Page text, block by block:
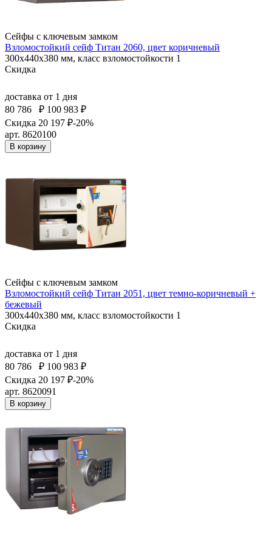
Сейфы с ключевым замком
Взломостойкий сейф Титан 2060, цвет коричневый
300x440x380 мм, класс взломостойкости 1
Скидка
доставка от 1 дня
80 786
₽ 100 983 ₽
Скидка 20 197 ₽-20%
арт. 8620100
В корзину
Сейфы с ключевым замком
Взломостойкий сейф Титан 2051, цвет темно-коричневый +
бежевый
300x440x380 мм, класс взломостойкости 1
Скидка
доставка от 1 дня
80 786
₽ 100 983 ₽
Скидка 20 197 ₽-20%
арт. 8620091
В корзину